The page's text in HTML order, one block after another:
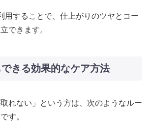
用することで、仕上がりのツヤとコー
できます。
きる効果的なケア方法
取れない」という方は、次のようなルー
す。